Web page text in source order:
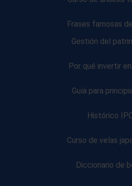
Frases famosas
Gestión del
Por qué invertir
Guía para
Histórico
Curso de velas
Diccionario de